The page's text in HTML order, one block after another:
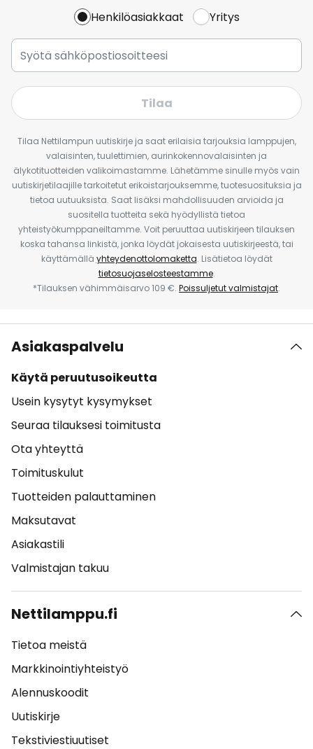
Henkilöasiakkaat Yritys
Tilaa
Tilaa Nettilampun uutiskirje ja saat erilaisia tarjouksia lamppujen,
valaisinten, tuulettimien, aurinkokennovalaisinten ja
älykotituotteiden valikoimastamme. Lähetämme sinulle myös vain
uutiskirjetilaajille tarkoitetut erikoistarjouksemme, tuotesuosituksia ja
tietoa uutuuksista. Saat lisäksi mahdollisuuden arvioida ja
suositella tuotteita sekä hyödyllistä tietoa
yhteistyökumppaneiltamme. Voit peruuttaa uutiskirjeen tilauksen
koska tahansa linkistä, jonka löydät jokaisesta uutiskirjeestä, tai
käyttämällä yhteydenottolomaketta. Lisätietoa löydät
tietosuojaselosteestamme.
*Tilauksen vähimmäisarvo 109 €. Poissuljetut valmistajat.
Asiakaspalvelu
Käytä peruutusoikeutta
Usein kysytyt kysymykset
Seuraa tilauksesi toimitusta
Ota yhteyttä
Toimituskulut
Tuotteiden palauttaminen
Maksutavat
Asiakastili
Valmistajan takuu
Nettilamppu.fi
Tietoa meistä
Markkinointiyhteistyö
Alennuskoodit
Uutiskirje
Tekstiviestiuutiset